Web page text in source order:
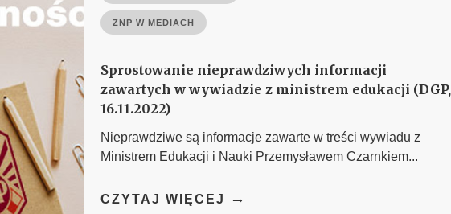
ZNP W MEDIACH
Sprostowanie nieprawdziwych informacji
zawartych w wywiadzie z ministrem edukacji (DGP,
16.11.2022)
Nieprawdziwe są informacje zawarte w treści wywiadu z
Ministrem Edukacji i Nauki Przemysławem Czarnkiem...
CZYTAJ WIĘCEJ →